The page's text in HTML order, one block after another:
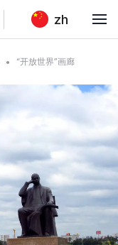
zh
“开放世界”画廊